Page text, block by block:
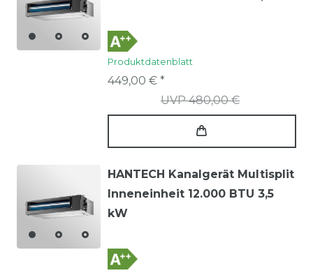
Produktdatenblatt
UVP 480,00 €
449,00 € *
HANTECH Kanalgerät Multisplit
Inneneinheit 12.000 BTU 3,5
kW